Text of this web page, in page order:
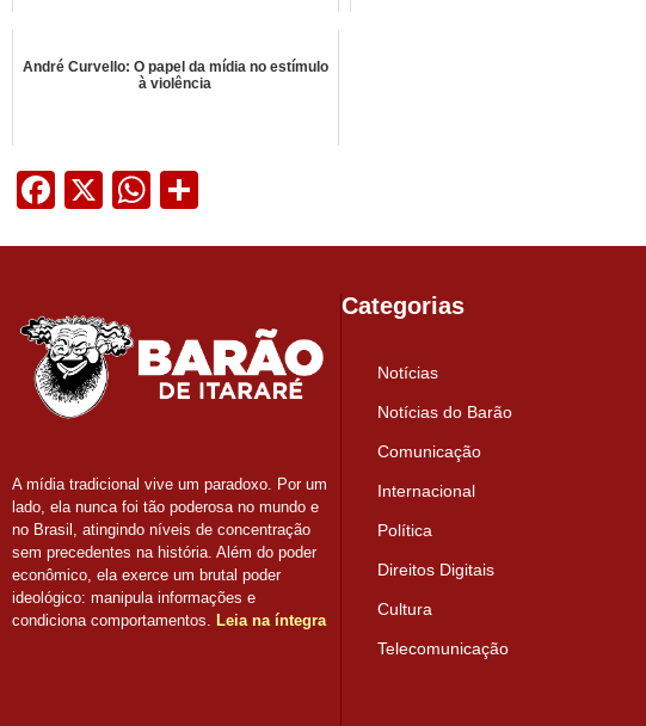
André Curvello: O papel da mídia no estímulo
à violência
Facebook
X WhatsApp
A mídia tradicional vive um paradoxo. Por um
lado, ela nunca foi tão poderosa no mundo e
no Brasil, atingindo níveis de concentração
sem precedentes na história. Além do poder
econômico, ela exerce um brutal poder
ideológico: manipula informações e
condiciona comportamentos. Leia na íntegra
Categorias
Notícias
Notícias do Barão
Comunicação
Internacional
Política
Direitos Digitais
Cultura
Telecomunicação